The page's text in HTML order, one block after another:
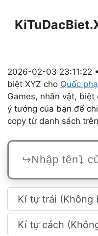
2026-02-03 23:11:22
biệt XYZ cho Quốc
Games, nhân vật,
ý tưởng của bạn để
copy từ danh sách